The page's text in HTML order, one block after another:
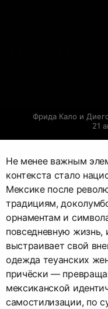
Фрида Кало и
21
Не менее важным
контекста стало
Мексике после
традициям,
орнаментам и
повседневную жизнь,
выстраивает свой
одежда теуанских
причёски —
мексиканской
самостилизации, по